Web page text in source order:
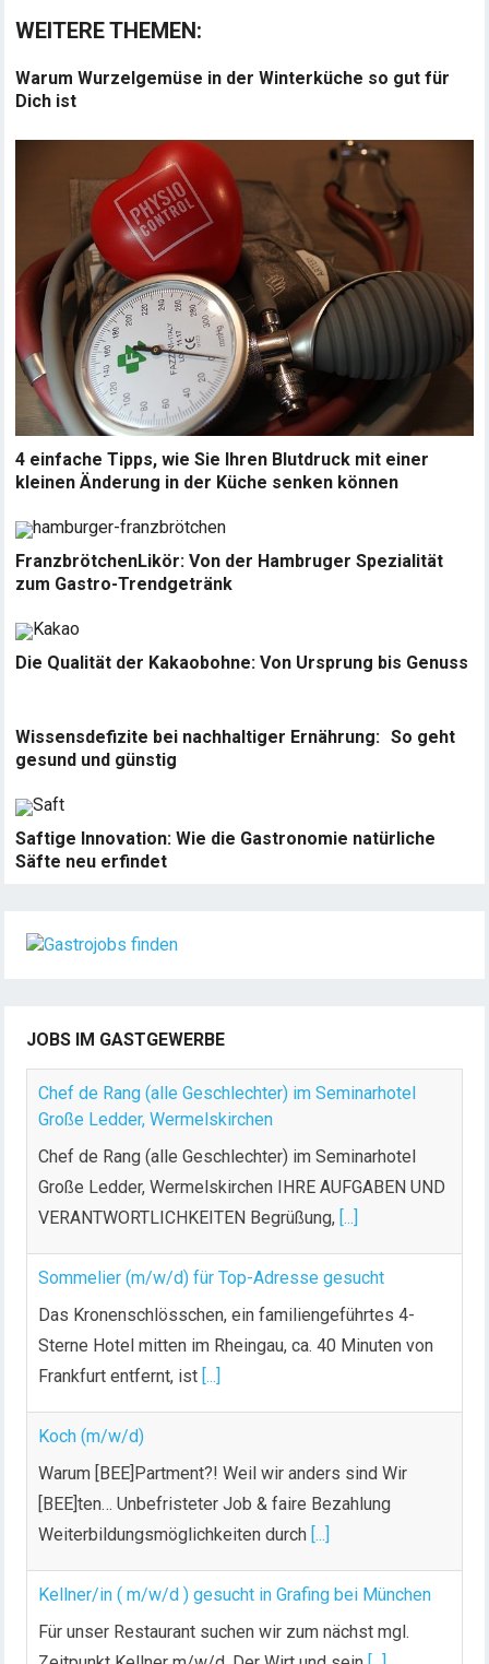
WEITERE THEMEN:
Warum Wurzelgemüse in der Winterküche so gut für
Dich ist
4 einfache Tipps, wie Sie Ihren Blutdruck mit einer
kleinen Änderung in der Küche senken können
FranzbrötchenLikör: Von der Hambruger Spezialität
zum Gastro-Trendgetränk
Die Qualität der Kakaobohne: Von Ursprung bis Genuss
Wissensdefizite bei nachhaltiger Ernährung: So geht
gesund und günstig
Saftige Innovation: Wie die Gastronomie natürliche
Säfte neu erfindet
JOBS IM GASTGEWERBE
Chef de Rang (alle Geschlechter) im Seminarhotel
Große Ledder, Wermelskirchen
Chef de Rang (alle Geschlechter) im Seminarhotel
Große Ledder, Wermelskirchen IHRE AUFGABEN UND
VERANTWORTLICHKEITEN Begrüßung, [...]
Sommelier (m/w/d) für Top-Adresse gesucht
Das Kronenschlösschen, ein familiengeführtes 4-
Sterne Hotel mitten im Rheingau, ca. 40 Minuten von
Frankfurt entfernt, ist [...]
Koch (m/w/d)
Warum [BEE]Partment?! Weil wir anders sind Wir
[BEE]ten… Unbefristeter Job & faire Bezahlung
Weiterbildungsmöglichkeiten durch [...]
Kellner/in ( m/w/d ) gesucht in Grafing bei München
Für unser Restaurant suchen wir zum nächst mgl.